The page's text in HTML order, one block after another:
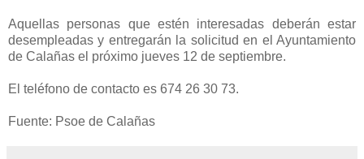
Aquellas personas que estén interesadas deberán estar
desempleadas y entregarán la solicitud en el Ayuntamiento
de Calañas el próximo jueves 12 de septiembre.
El teléfono de contacto es 674 26 30 73.
Fuente: Psoe de Calañas